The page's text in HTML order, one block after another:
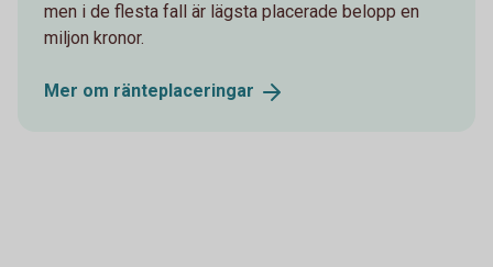
men i de flesta fall är lägsta placerade belopp en
miljon kronor.
Mer om ränteplaceringar